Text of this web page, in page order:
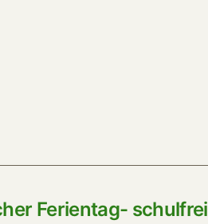
Ferientag- schulfrei